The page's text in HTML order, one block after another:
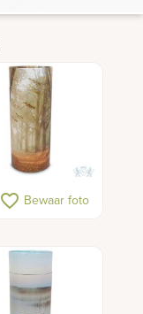
favorite_border Bewaar foto